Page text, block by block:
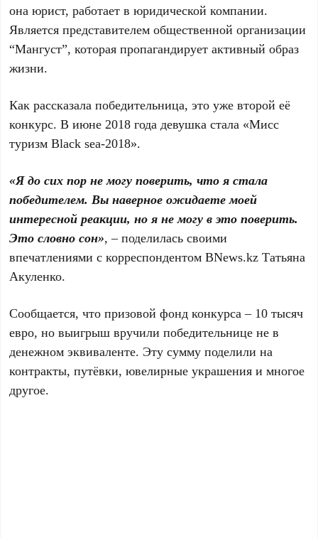
она юрист, работает в юридической компании.
Является представителем общественной организации
“Мангуст”, которая пропагандирует активный образ
жизни.
Как рассказала победительница, это уже второй её
конкурс. В июне 2018 года девушка стала «Мисс
туризм Black sea-2018».
«Я до сих пор не могу поверить, что я стала
победителем. Вы наверное ожидаете моей
интересной реакции, но я не могу в это поверить.
Это словно сон», – поделилась своими
впечатлениями с корреспондентом BNews.kz Татьяна
Акуленко.
Сообщается, что призовой фонд конкурса – 10 тысяч
евро, но выигрыш вручили победительнице не в
денежном эквиваленте. Эту сумму поделили на
контракты, путёвки, ювелирные украшения и многое
другое.